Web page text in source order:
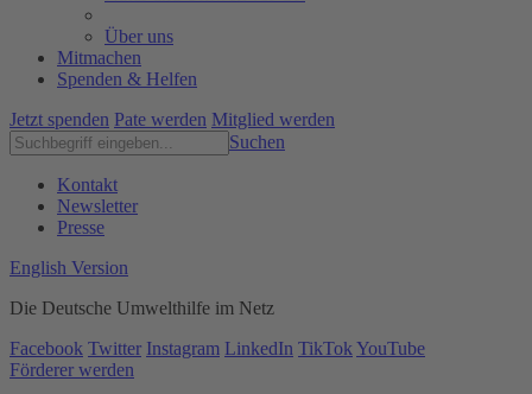
Über uns
Mitmachen
Spenden & Helfen
Jetzt spenden Pate werden Mitglied werden
Suchen
Kontakt
Newsletter
Presse
English Version
Die Deutsche Umwelthilfe im Netz
Facebook Twitter Instagram LinkedIn TikTok YouTube
Förderer werden